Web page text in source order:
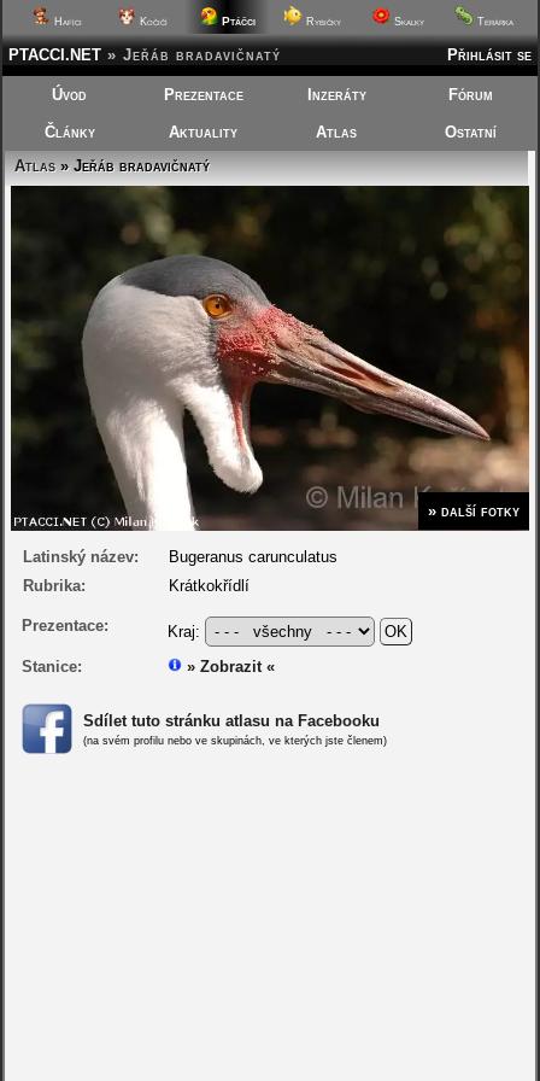
Hafíci Kočičí Ptáčci Rybičky Skalky Terárka
Přihlásit se
PTACCI.NET » Jeřáb bradavičnatý
Úvod Prezentace Inzeráty Fórum
Články Aktuality Atlas
Ostatní
Atlas» Jeřáb bradavičnatý
» další fotky
Latinský název:
Bugeranus carunculatus
Rubrika:
Krátkokřídlí
Prezentace:
Kraj:
Stanice:
» Zobrazit «
Sdílet tuto stránku atlasu na Facebooku
(na svém profilu nebo ve skupinách, ve kterých jste členem)